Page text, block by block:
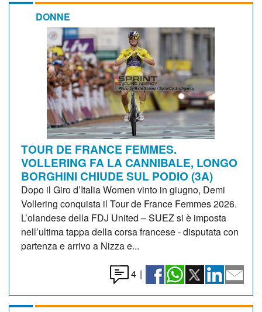
DONNE
TOUR DE FRANCE FEMMES.
VOLLERING FA LA CANNIBALE, LONGO
BORGHINI CHIUDE SUL PODIO (3A)
Dopo il Giro d’Italia Women vinto in giugno, Demi
Vollering conquista il Tour de France Femmes 2026.
L’olandese della FDJ United – SUEZ si è imposta
nell’ultima tappa della corsa francese - disputata con
partenza e arrivo a Nizza e...
4 |